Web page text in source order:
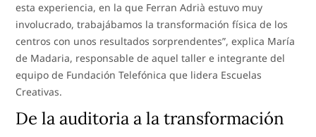
esta experiencia, en la que Ferran Adrià estuvo muy
involucrado, trabajábamos la transformación física de los
centros con unos resultados sorprendentes”, explica María
de Madaria, responsable de aquel taller e integrante del
equipo de Fundación Telefónica que lidera Escuelas
Creativas.
De la auditoria a la transformación